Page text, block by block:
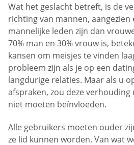
Wat het geslacht betreft, is de
richting van mannen, aangezien
mannelijke leden zijn dan
70% man en 30% vrouw is,
kansen om meisjes te vinden
probleem zijn als je op een
langdurige relaties. Maar als u
afspraken, zou deze
niet moeten beïnvloeden.
Alle gebruikers moeten ouder
ze lid kunnen worden. Van wat